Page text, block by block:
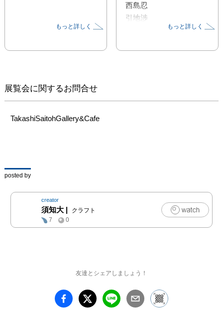
もっと詳しく
西島忍
引地渉
もっと詳しく
展覧会に関するお問合せ
TakashiSaitohGallery&Cafe
posted by
creator
須知大 |
クラフト
7
0
友達とシェアしましょう！